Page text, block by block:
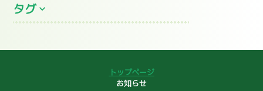
2026年6月
2026年5月(2)
タグ
ゴルフコンペ
トップページ
お知らせ